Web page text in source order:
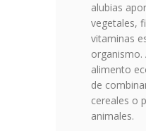
alubias
vegetales,
vitaminas
organismo.
alimento
de
cereales o
animales.